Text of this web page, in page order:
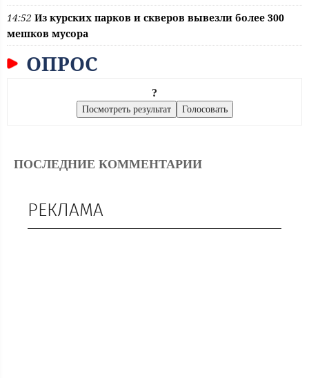
14:52 Из курских парков и скверов вывезли более 300
мешков мусора
ОПРОС
?
ПОСЛЕДНИЕ КОММЕНТАРИИ
РЕКЛАМА